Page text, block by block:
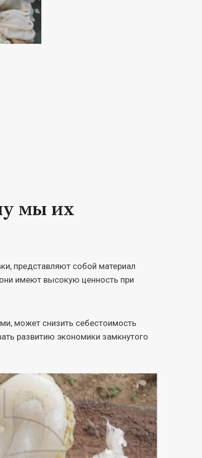
мы их
представляют собой материал
имеют высокую ценность при
может снизить себестоимость
развитию экономики замкнутого